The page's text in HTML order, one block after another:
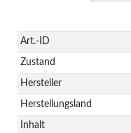
Technisches
Merkmal
Wert
Art.-ID
Zustand
Hersteller
Herstellungsland
Inhalt